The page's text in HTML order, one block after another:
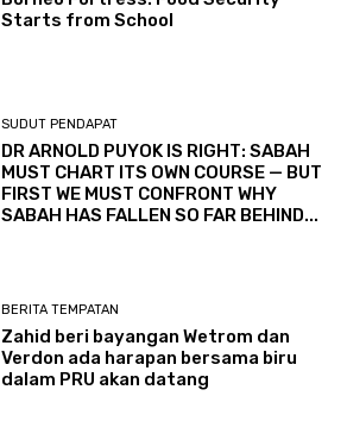
Starts from School
SUDUT PENDAPAT
DR ARNOLD PUYOK IS RIGHT: SABAH
MUST CHART ITS OWN COURSE — BUT
FIRST WE MUST CONFRONT WHY
SABAH HAS FALLEN SO FAR BEHIND...
BERITA TEMPATAN
Zahid beri bayangan Wetrom dan
Verdon ada harapan bersama biru
dalam PRU akan datang